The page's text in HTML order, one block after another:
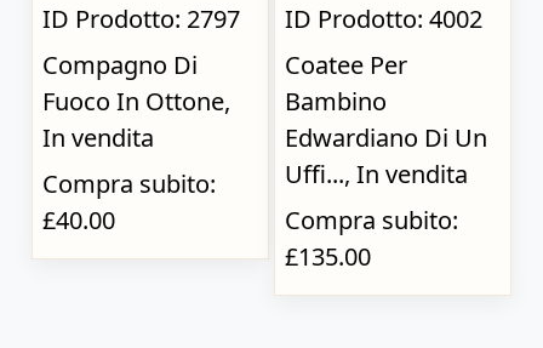
ID Prodotto: 2797
Compagno Di
Fuoco In Ottone,
In vendita
Compra subito:
£40.00
ID Prodotto: 4002
Coatee Per
Bambino
Edwardiano Di Un
Uffi..., In vendita
Compra subito:
£135.00